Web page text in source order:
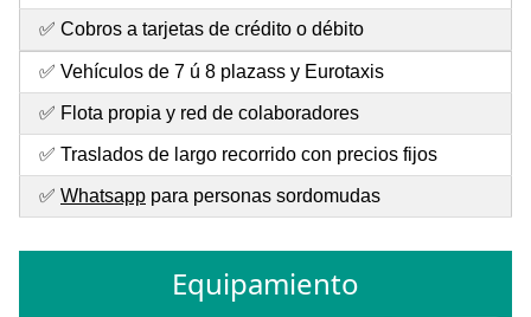
✅ Cobros a tarjetas de crédito o débito
✅ Vehículos de 7 ú 8 plazass y Eurotaxis
✅ Flota propia y red de colaboradores
✅ Traslados de largo recorrido con precios fijos
✅ Whatsapp para personas sordomudas
Equipamiento